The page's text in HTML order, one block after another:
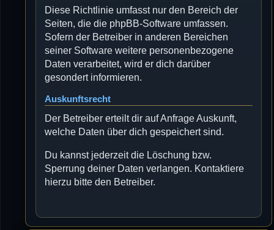
Diese Richtlinie umfasst nur den Bereich der
Seiten, die die phpBB-Software umfassen.
Sofern der Betreiber in anderen Bereichen
seiner Software weitere personenbezogene
Daten verarbeitet, wird er dich darüber
gesondert informieren.
Auskunftsrecht
Der Betreiber erteilt dir auf Anfrage Auskunft,
welche Daten über dich gespeichert sind.
Du kannst jederzeit die Löschung bzw.
Sperrung deiner Daten verlangen. Kontaktiere
hierzu bitte den Betreiber.